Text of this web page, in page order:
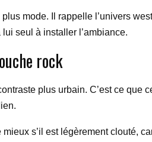
mode. Il rappelle l’univers
seul à installer l’ambiance.
rock
plus urbain. C’est ce que
s’il est légèrement clouté,